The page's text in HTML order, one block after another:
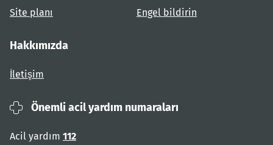
Site planı Engel bildirin
Hakkımızda
İletişim
Önemli acil yardım numaraları
Acil yardım 112